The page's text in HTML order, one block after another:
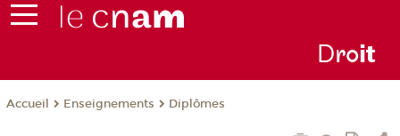
Droit
Accueil Enseignements Diplômes